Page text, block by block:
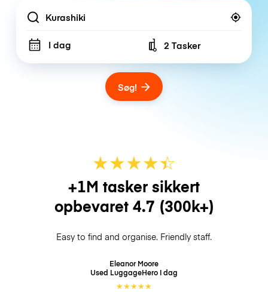
Location
I dag Number of bags
2 Tasker
Søg!
★★★★☆
★
+1M tasker sikkert
opbevaret 4.7 (300k+)
Easy to find and organise. Friendly staff.
Eleanor Moore
Used LuggageHero I dag
★★★★★